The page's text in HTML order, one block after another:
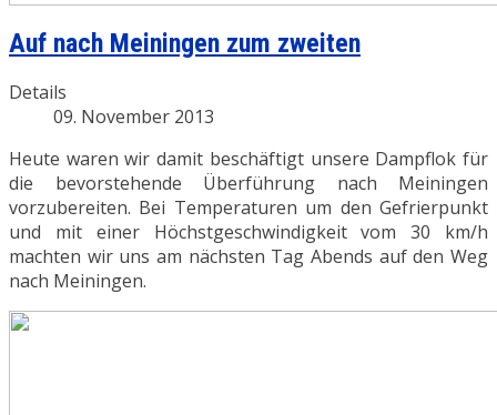
Auf nach Meiningen zum zweiten
Details
09. November 2013
Heute waren wir damit beschäftigt unsere Dampflok für
die bevorstehende Überführung nach Meiningen
vorzubereiten. Bei Temperaturen um den Gefrierpunkt
und mit einer Höchstgeschwindigkeit vom 30 km/h
machten wir uns am nächsten Tag Abends auf den Weg
nach Meiningen.